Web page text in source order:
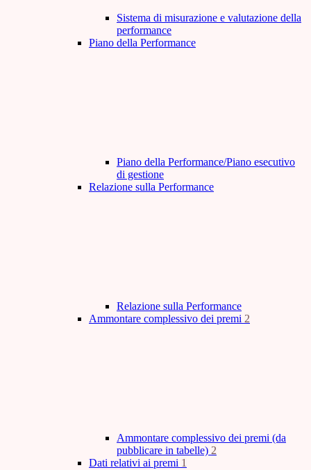
Sistema di misurazione e valutazione della
performance
Piano della Performance
Piano della Performance/Piano esecutivo
di gestione
Relazione sulla Performance
Relazione sulla Performance
Ammontare complessivo dei premi 2
Ammontare complessivo dei premi (da
pubblicare in tabelle) 2
Dati relativi ai premi 1